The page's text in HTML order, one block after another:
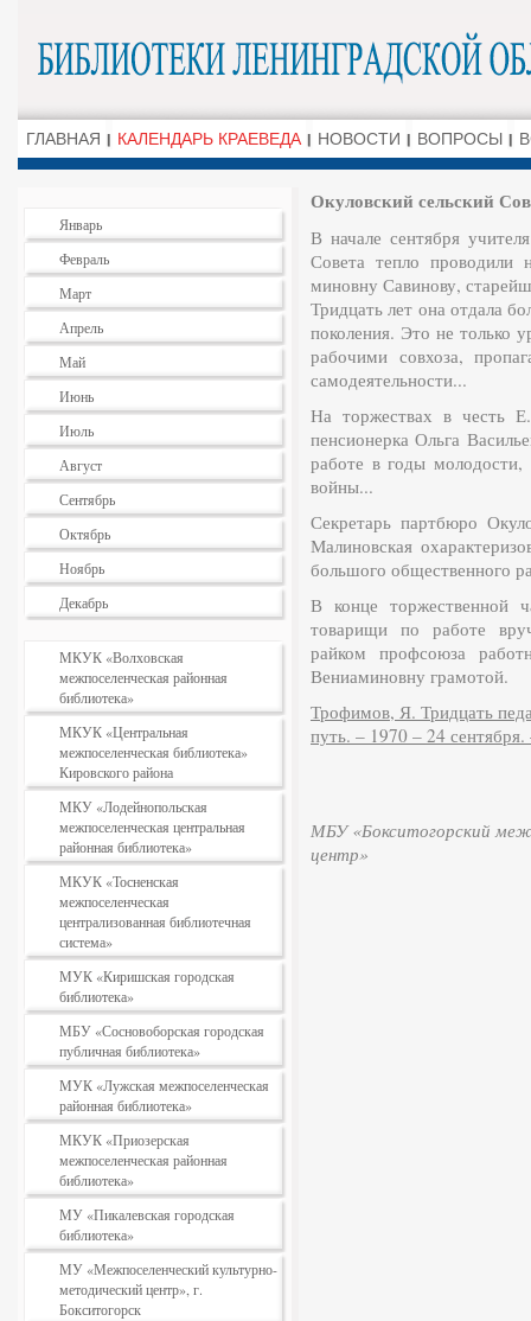
ГЛАВНАЯ КАЛЕНДАРЬ КРАЕВЕДА НОВОСТИ ВОПРОСЫ
Январь
Февраль
Март
Апрель
Май
Июнь
Июль
Август
Сентябрь
Октябрь
Ноябрь
Декабрь
МКУК «Волховская
межпоселенческая районная
библиотека»
МКУК «Центральная
межпоселенческая библиотека»
Кировского района
МКУ «Лодейнопольская
межпоселенческая центральная
районная библиотека»
МКУК «Тосненская
межпоселенческая
централизованная библиотечная
система»
МУК «Киришская городская
библиотека»
МБУ «Сосновоборская городская
публичная библиотека»
МУК «Лужская межпоселенческая
районная библиотека»
МКУК «Приозерская
межпоселенческая районная
библиотека»
МУ «Пикалевская городская
библиотека»
МУ «Межпоселенческий культурно-
методический центр», г.
Бокситогорск
Окуловский сельский
В начале сентября
Совета теп­ло
миновну Савинову,
Тридцать лет она отдала
поколения. Это не только
рабочими совхоза,
самодеятельно­сти...
На торжествах в честь
пенсионерка Ольга
работе в годы
войны...
Секретарь партбюро
Мали­новская
большого общест­венного
В конце торжественной
товарищи по ра­боте
райком профсоюза
Вениаминовну грамо­той.
Трофимов, Я. Тридцать
путь. – 1970 – 24
МБУ «Бокситогорский
центр»